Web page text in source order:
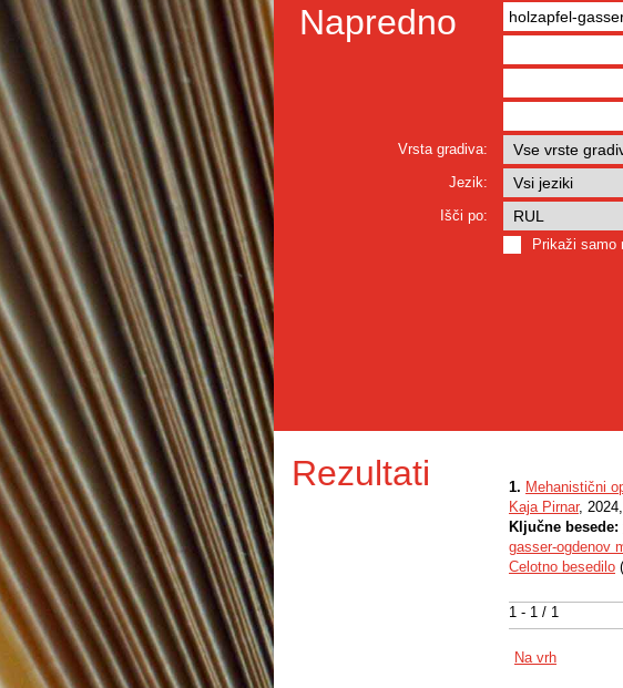
Napredno
Vrsta gradiva:
Jezik:
Išči po:
Prikaži samo
Rezultati
1 - 1 / 1
1. Mehanistični
Kaja Pirnar,
Ključne besede:
gasser-ogdenov
Celotno besedilo
Na vrh